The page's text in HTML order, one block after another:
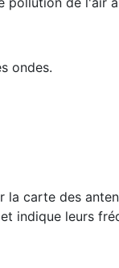
ondes.
la carte des
indique leurs